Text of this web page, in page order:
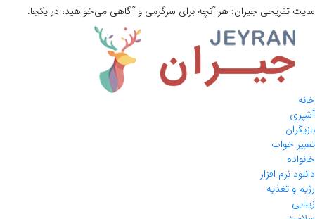
سایت تفریحی جیران: هر آنچه برای سرگرمی و آگاهی می‌خواهید، در یکجا.
خانه
آشپزی
بازیگران
تعبیر خواب
خانواده
دانلود نرم افزار
رژیم و تغذیه
زیبایی